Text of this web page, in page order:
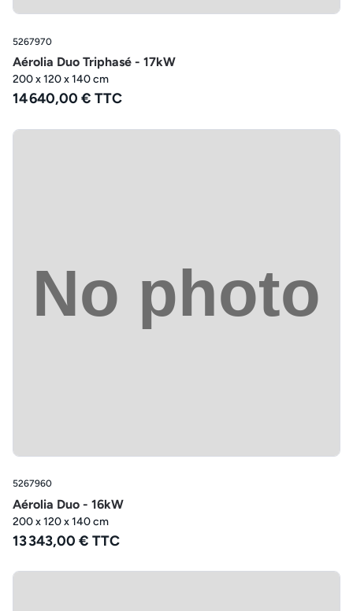
5267970
Aérolia Duo Triphasé - 17kW
200 x 120 x 140 cm
14 640,00 € TTC
5267960
Aérolia Duo - 16kW
200 x 120 x 140 cm
13 343,00 € TTC